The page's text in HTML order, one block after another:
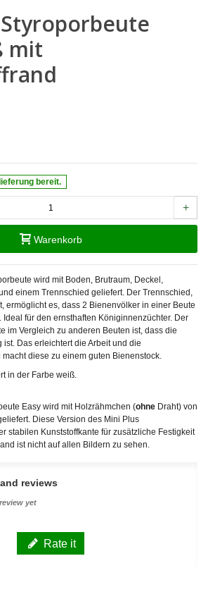
mit
bereit.
+
Warenkorb
wird mit Boden, Brutraum, Deckel,
einem Trennschied geliefert. Der Trennschied,
ermöglicht es, dass 2 Bienenvölker in einer Beute
für den ernsthaften Königinnenzüchter. Der
im Vergleich zu anderen Beuten ist, dass die
ist. Das erleichtert die Arbeit und die
diese zu einem guten Bienenstock.
in der Farbe weiß.
Easy wird mit Holzrähmchen (ohne Draht) von
Diese Version des Mini Plus
stabilen Kunststoffkante für zusätzliche Festigkeit
ist nicht auf allen Bildern zu sehen.
reviews
yet
Rate it